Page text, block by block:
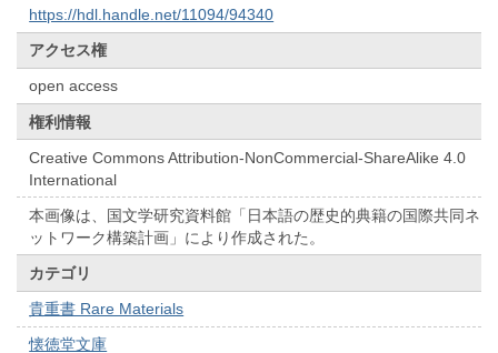
https://hdl.handle.net/11094/94340
アクセス権
open access
権利情報
Creative Commons Attribution-NonCommercial-ShareAlike 4.0
International
本画像は、国文学研究資料館「日本語の歴史的典籍の国際共同ネ
ットワーク構築計画」により作成された。
カテゴリ
貴重書 Rare Materials
懐徳堂文庫